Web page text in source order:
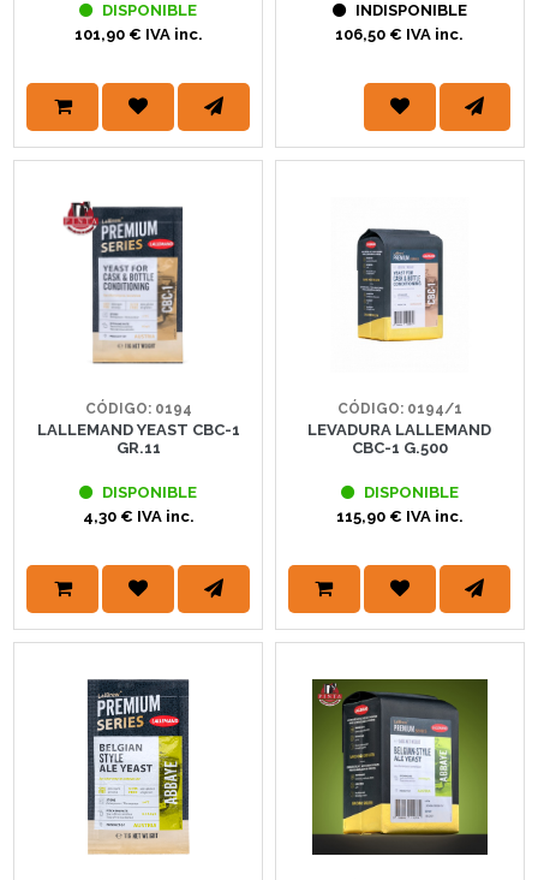
DISPONIBLE
101,90 € IVA inc.
INDISPONIBLE
106,50 € IVA inc.
CÓDIGO: 0194
LALLEMAND YEAST CBC-1
GR.11
DISPONIBLE
4,30 € IVA inc.
CÓDIGO: 0194/1
LEVADURA LALLEMAND
CBC-1 G.500
DISPONIBLE
115,90 € IVA inc.